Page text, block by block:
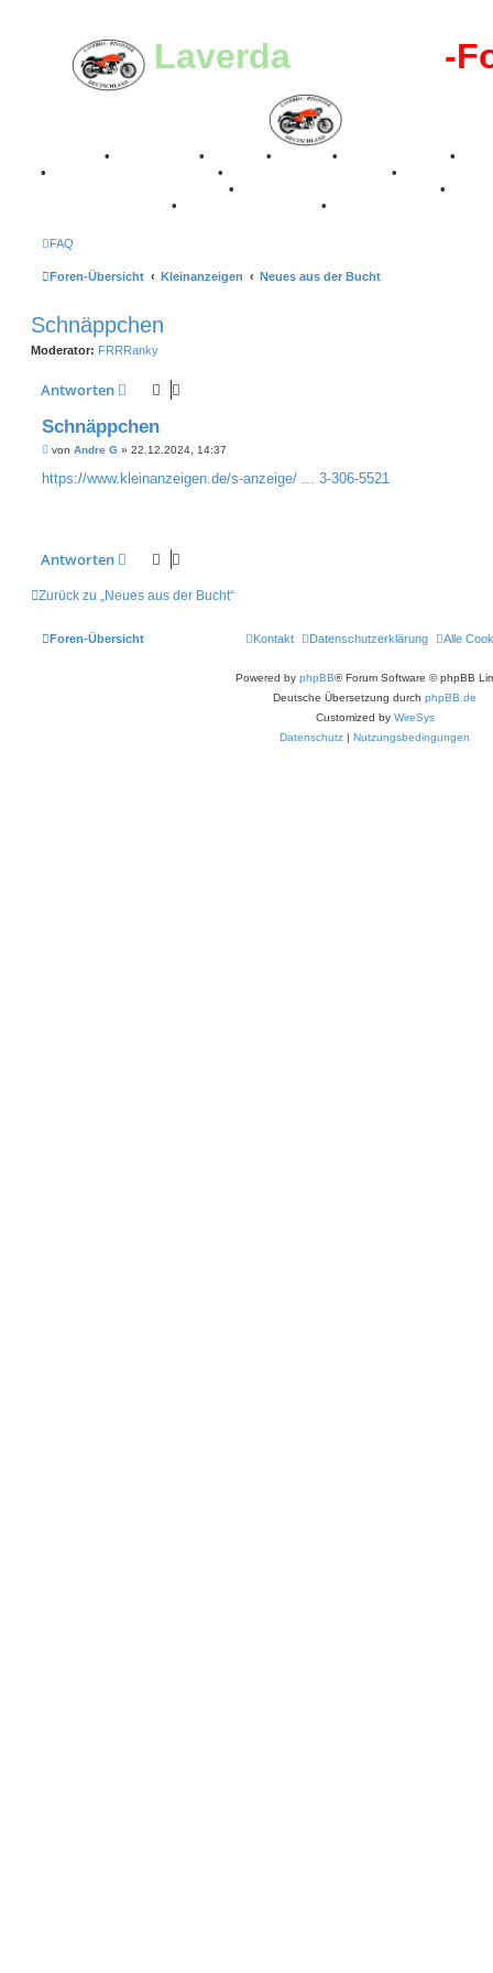
Laverda-Register -
• • • • •
•
•
•
•
•
• •
FAQ
Foren-Übersicht Kleinanzeigen Neues aus der Bucht
Schnäppchen
Moderator: FRRRanky
Antworten
Schnäppchen
B
i
von Andre G » 22.12.2024, 14:37
https://www.kleinanzeigen.de/s-anzeige/ ... 3-306-5521
Antworten
Zurück zu „Neues aus der Bucht“
Foren-Übersicht Alle
Datenschutzerklärung
Kontakt
Powered by phpBB® Forum Software © phpBB
Deutsche Übersetzung durch phpBB.de
Customized by WireSys
Datenschutz | Nutzungsbedingungen